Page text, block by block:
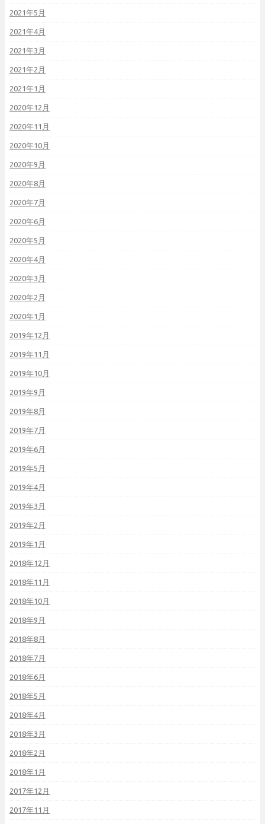
2021年5月
2021年4月
2021年3月
2021年2月
2021年1月
2020年12月
2020年11月
2020年10月
2020年9月
2020年8月
2020年7月
2020年6月
2020年5月
2020年4月
2020年3月
2020年2月
2020年1月
2019年12月
2019年11月
2019年10月
2019年9月
2019年8月
2019年7月
2019年6月
2019年5月
2019年4月
2019年3月
2019年2月
2019年1月
2018年12月
2018年11月
2018年10月
2018年9月
2018年8月
2018年7月
2018年6月
2018年5月
2018年4月
2018年3月
2018年2月
2018年1月
2017年12月
2017年11月